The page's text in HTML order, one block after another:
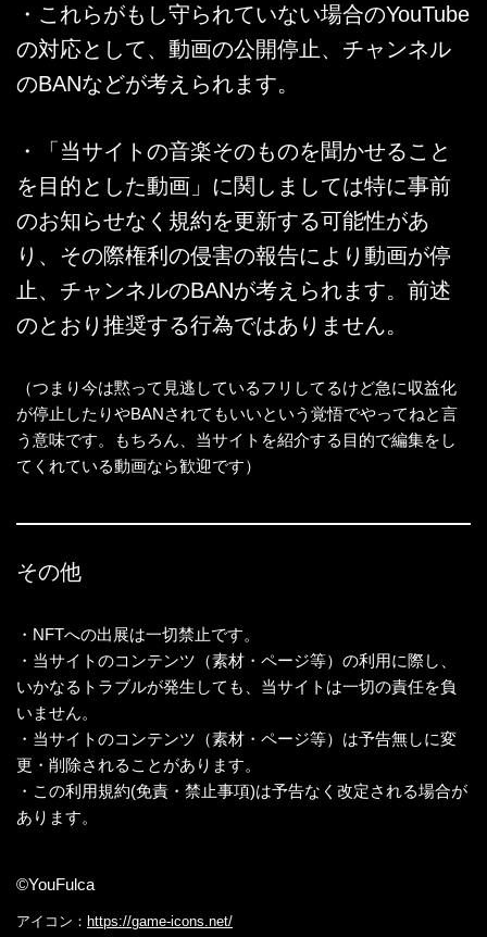
・これらがもし守られていない場合のYouTube
の対応として、動画の公開停止、チャンネル
のBANなどが考えられます。
・「当サイトの音楽そのものを聞かせること
を目的とした動画」に関しましては特に事前
のお知らせなく規約を更新する可能性があ
り、その際権利の侵害の報告により動画が停
止、チャンネルのBANが考えられます。前述
のとおり推奨する行為ではありません。
（つまり今は黙って見逃しているフリしてるけど急に収益化
が停止したりやBANされてもいいという覚悟でやってねと言
う意味です。もちろん、当サイトを紹介する目的で編集をし
てくれている動画なら歓迎です）
その他
・NFTへの出展は一切禁止です。
・当サイトのコンテンツ（素材・ページ等）の利用に際し、
いかなるトラブルが発生しても、当サイトは一切の責任を負
いません。
・当サイトのコンテンツ（素材・ページ等）は予告無しに変
更・削除されることがあります。
・この利用規約(免責・禁止事項)は予告なく改定される場合が
あります。
©YouFulca
アイコン： https://game-icons.net/